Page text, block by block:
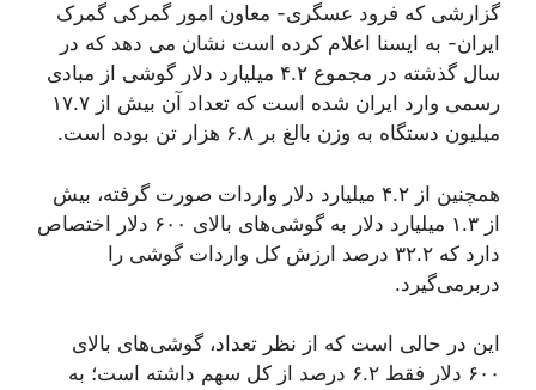
گزارشی که فرود عسگری- معاون امور گمرکی گمرک
ایران- به ایسنا اعلام کرده است نشان می دهد که در
سال گذشته در مجموع ۴.۲ میلیارد دلار گوشی از مبادی
رسمی وارد ایران شده است که تعداد آن بیش از ۱۷.۷
میلیون دستگاه به وزن بالغ بر ۶.۸ هزار تن بوده است.
همچنین از ۴.۲ میلیارد دلار واردات صورت گرفته، بیش
از ۱.۳ میلیارد دلار به گوشی‌های بالای ۶۰۰ دلار اختصاص
دارد که ۳۲.۲ درصد ارزش کل واردات گوشی را
دربرمی‌گیرد.
این در حالی است که از نظر تعداد، گوشی‌های بالای
۶۰۰ دلار فقط ۶.۲ درصد از کل سهم داشته است؛ به